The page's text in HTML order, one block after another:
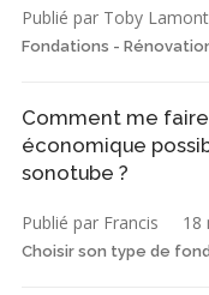
Publié par Toby
Fondations -
Comment me
économique
sonotube ?
Publié par Francis 18
Choisir son type de